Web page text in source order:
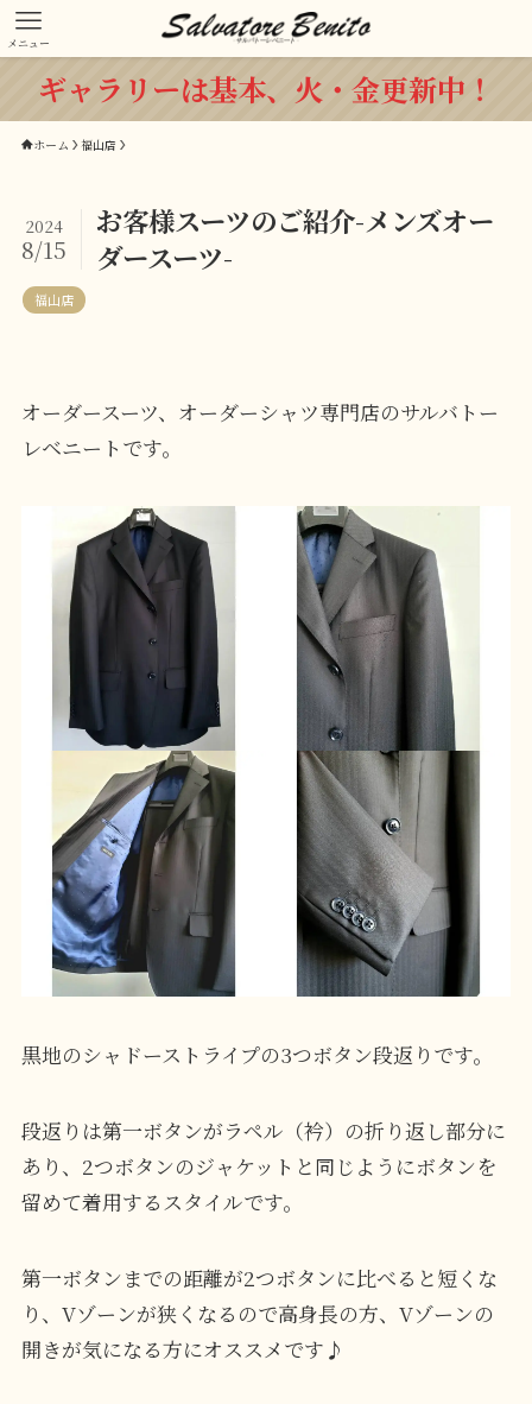
メニュー
ギャラリーは基本、火・金更新中！
ホーム 福山店
お客様スーツのご紹介-メンズオー
ダースーツ-
2024
8/15
福山店
オーダースーツ、オーダーシャツ専門店のサルバトー
レベニートです。
黒地のシャドーストライプの3つボタン段返りです。
段返りは第一ボタンがラペル（衿）の折り返し部分に
あり、2つボタンのジャケットと同じようにボタンを
留めて着用するスタイルです。
第一ボタンまでの距離が2つボタンに比べると短くな
り、Vゾーンが狭くなるので高身長の方、Vゾーンの
開きが気になる方にオススメです♪